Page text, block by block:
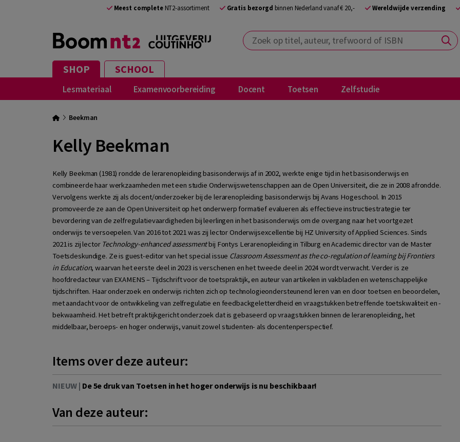
Meest completeNT2-assortiment Gratis bezorgd binnen Nederland vanaf € 20,- Wereldwijde verzending
Zoek op titel, auteur, trefwoord of ISBN
SHOP SCHOOL
Lesmateriaal Examenvoorbereiding Docent Toetsen Zelfstudie
Beekman
Kelly Beekman
Kelly Beekman (1981) rondde de lerarenopleiding basisonderwijs af in 2002, werkte enige tijd in het basisonderwijs en
combineerde haar werkzaamheden met een studie Onderwijswetenschappen aan de Open Universiteit, die ze in 2008 afrondde.
Vervolgens werkte zij als docent/onderzoeker bij de lerarenopleiding basisonderwijs bij Avans Hogeschool. In 2015
promoveerde ze aan de Open Universiteit op het onderwerp formatief evalueren als effectieve instructiestrategie ter
bevordering van de zelfregulatievaardigheden bij leerlingen in het basisonderwijs om de overgang naar het voortgezet
onderwijs te versoepelen. Van 2016 tot 2021 was zij lector Onderwijsexcellentie bij HZ University of Applied Sciences. Sinds
2021 is zij lector Technology-enhanced assessmentbij Fontys Lerarenopleiding in Tilburg en Academic director van de Master
Toetsdeskundige. Ze is guest-editor van het special issue Classroom Assessment as the co-regulation of learning bij Frontiers
in Education, waarvan het eerste deel in 2023 is verschenen en het tweede deel in 2024 wordt verwacht. Verder is ze
hoofdredacteur van EXAMENS – Tijdschrift voor de toetspraktijk, en auteur van artikelen in vakbladen en wetenschappelijke
tijdschriften. Haar onderzoek en onderwijs richten zich op technologieondersteunend leren van en door toetsen en beoordelen,
met aandacht voor de ontwikkeling van zelfregulatie en feedbackgeletterdheid en vraagstukken betreffende toetskwaliteit en -
bekwaamheid. Het betreft praktijkgericht onderzoek dat is gebaseerd op vraagstukken binnen de lerarenopleiding, het
middelbaar, beroeps- en hoger onderwijs, vanuit zowel studenten- als docentenperspectief.
Items over deze auteur:
NIEUW | De 5e druk van Toetsen in het hoger onderwijs is nu beschikbaar!
Van deze auteur: